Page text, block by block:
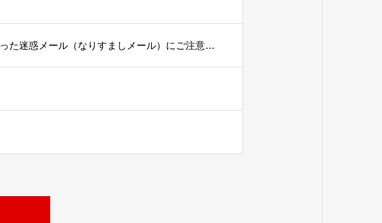
【重要なお知らせ】弊社名および弊社代表者名を騙った迷惑メール（なりすましメール）にご注意下さい